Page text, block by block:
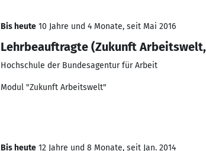
Bis heute 10 Jahre und 4 Monate, seit Mai 2016
Lehrbeauftragte (Zukunft
Hochschule der Bundesagentur für Arbeit
Modul "Zukunft Arbeitswelt"
Bis heute 12 Jahre und 8 Monate, seit Jan. 2014